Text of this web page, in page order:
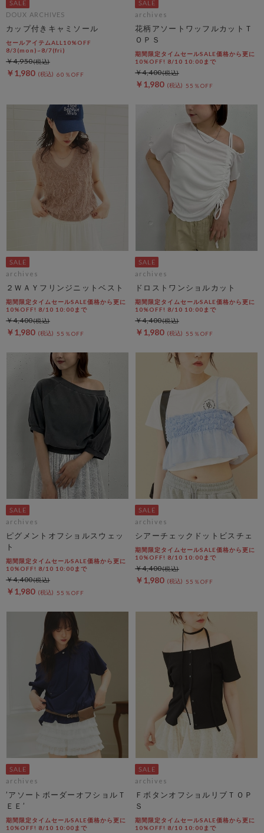
DOUX ARCHIVES
カップ付きキャミソール
セールアイテムALL10%OFF
8/3(mon)~8/7(fri)
￥1,980 60％OFF
￥4,950
archives
花柄アソートワッフルカットＴ
ＯＰＳ
期間限定タイムセールSALE価格から更に
10%OFF! 8/10 10:00まで
￥1,980 55％OFF
￥4,400
archives
２ＷＡＹフリンジニットベスト
期間限定タイムセールSALE価格から更に
10%OFF! 8/10 10:00まで
￥1,980 55％OFF
￥4,400
archives
ドロストワンショルカット
期間限定タイムセールSALE価格から更に
10%OFF! 8/10 10:00まで
￥1,980 55％OFF
￥4,400
archives
ピグメントオフショルスウェッ
ト
期間限定タイムセールSALE価格から更に
10%OFF! 8/10 10:00まで
￥1,980 55％OFF
￥4,400
archives
シアーチェックドットビスチェ
期間限定タイムセールSALE価格から更に
10%OFF! 8/10 10:00まで
￥1,980 55％OFF
￥4,400
archives
’アソートボーダーオフショルＴ
ＥＥ’
期間限定タイムセールSALE価格から更に
10%OFF! 8/10 10:00まで
archives
ＦボタンオフショルリブＴＯＰ
Ｓ
期間限定タイムセールSALE価格から更に
10%OFF! 8/10 10:00まで